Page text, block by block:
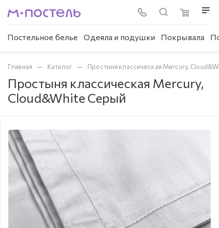
Постельное белье Одеяла и подушки Покрывала
Главная — Каталог — Простыня классическая Mercury,
Простыня классическая Mercury,
Cloud&White Серый